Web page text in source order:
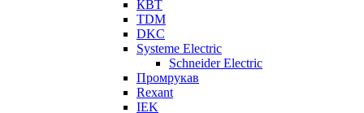
КВТ
TDM
DKC
Systeme Electric
Schneider Electric
Промрукав
Rexant
IEK